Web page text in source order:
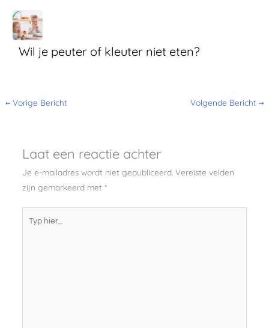
Wil je peuter of kleuter niet eten?
← Vorige Bericht Volgende Bericht →
Laat een reactie achter
Je e-mailadres wordt niet gepubliceerd. Vereiste velden
zijn gemarkeerd met *